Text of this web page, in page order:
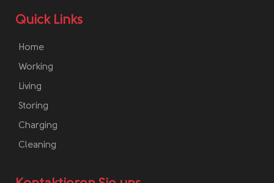
Quick Links
Home
Working
Living
Storing
Charging
Cleaning